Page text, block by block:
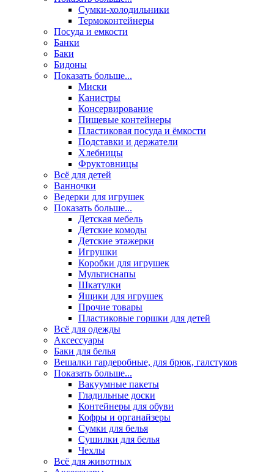
Сумки-холодильники
Термоконтейнеры
Посуда и емкости
Банки
Баки
Бидоны
Показать больше...
Миски
Канистры
Консервирование
Пищевые контейнеры
Пластиковая посуда и ёмкости
Подставки и держатели
Хлебницы
Фруктовницы
Всё для детей
Ванночки
Ведерки для игрушек
Показать больше...
Детская мебель
Детские комоды
Детские этажерки
Игрушки
Коробки для игрушек
Мультиснапы
Шкатулки
Ящики для игрушек
Прочие товары
Пластиковые горшки для детей
Всё для одежды
Аксессуары
Баки для белья
Вешалки гардеробные, для брюк, галстуков
Показать больше...
Вакуумные пакеты
Гладильные доски
Контейнеры для обуви
Кофры и органайзеры
Сумки для белья
Сушилки для белья
Чехлы
Всё для животных